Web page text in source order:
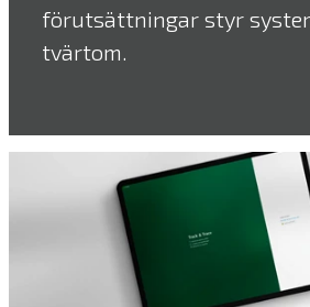
förutsättningar styr
tvärtom.